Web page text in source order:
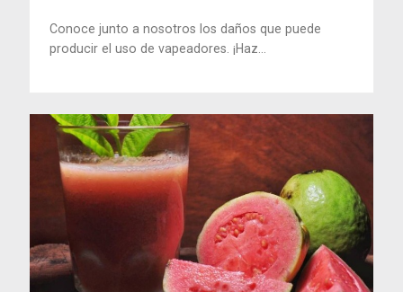
Conoce junto a nosotros los daños que puede
producir el uso de vapeadores. ¡Haz...